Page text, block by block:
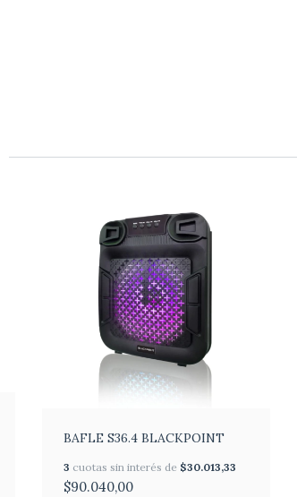
BAFLE S36.4 BLACKPOINT
3 cuotas sin interés de $30.013,33
$90.040,00